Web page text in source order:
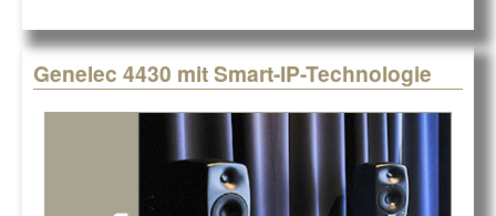
Genelec 4430 mit Smart-IP-Technologie